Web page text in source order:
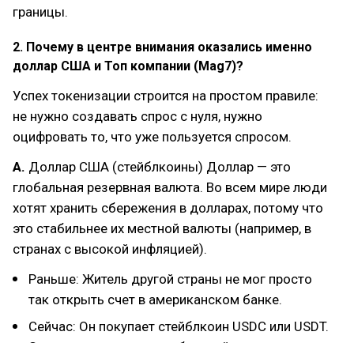
границы.
2. Почему в центре внимания оказались именно
доллар США и Топ компании (Mag7)?
Успех токенизации строится на простом правиле:
не нужно создавать спрос с нуля, нужно
оцифровать то, что уже пользуется спросом.
А. Доллар США (стейблкоины) Доллар — это
глобальная резервная валюта. Во всем мире люди
хотят хранить сбережения в долларах, потому что
это стабильнее их местной валюты (например, в
странах с высокой инфляцией).
Раньше: Житель другой страны не мог просто
так открыть счет в американском банке.
Сейчас: Он покупает стейблкоин USDC или USDT.